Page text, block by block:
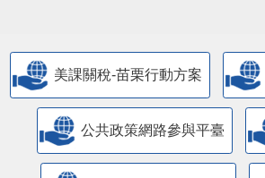
美課關稅-苗栗行動方案
公共政策網路參與平臺
苗栗縣政府交通安全網